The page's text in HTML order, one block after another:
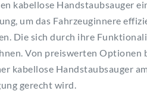
kabellose Handstaubsauger
um das Fahrzeuginnere
Die sich durch ihre
Von preiswerten Optionen
kabellose Handstaubsauger
gerecht wird.